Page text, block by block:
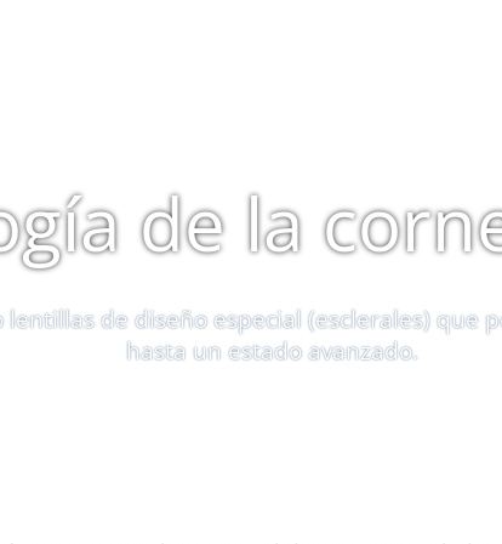
de la
de diseño especial (esclerales) que
hasta un estado avanzado.